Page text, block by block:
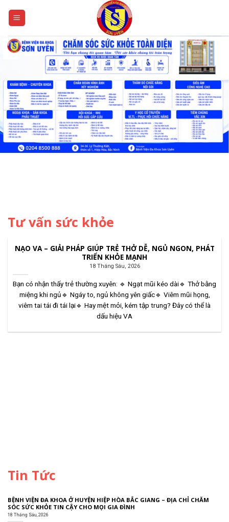
Tư vấn sức khỏe
NẠO VA – GIẢI PHÁP GIÚP TRẺ THỞ DỄ, NGỦ NGON, PHÁT
TRIỂN KHỎE MẠNH
18 Tháng Sáu, 2026
Bạn có nhận thấy trẻ thường xuyên: 🔹 Ngạt mũi kéo dài🔹 Thở bằng
miệng khi ngủ🔹 Ngáy to, ngủ không yên giấc🔹 Viêm mũi họng,
viêm tai tái đi tái lại🔹 Hay mệt mỏi, kém tập trung? Đây có thể là
dấu hiệu VA
Tin Tức
BỆNH VIỆN ĐA KHOA Ở HUYỆN HIỆP HÒA BẮC GIANG – ĐỊA CHỈ CHĂM
SÓC SỨC KHỎE TIN CẬY CHO MỌI GIA ĐÌNH
18 Tháng Sáu, 2026